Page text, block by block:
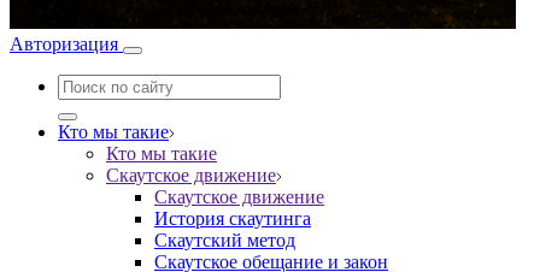
Авторизация
Кто мы такие
Кто мы такие
Скаутское движение
Скаутское движение
История скаутинга
Скаутский метод
Скаутское обещание и закон